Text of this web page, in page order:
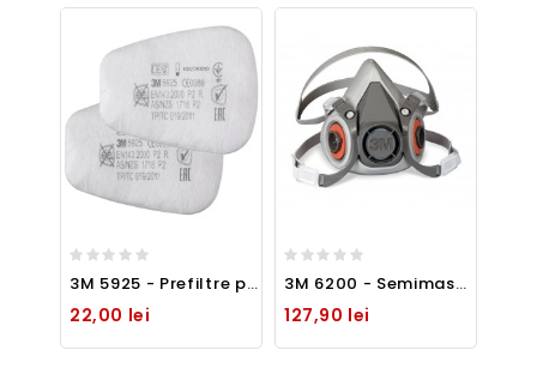
3M 5925 - Prefiltre pentru protectie la particule, asigura o clasa de protectie P2R
22,00 lei
3M 6200 - Semimasca elastomerica - marime M
127,90 lei